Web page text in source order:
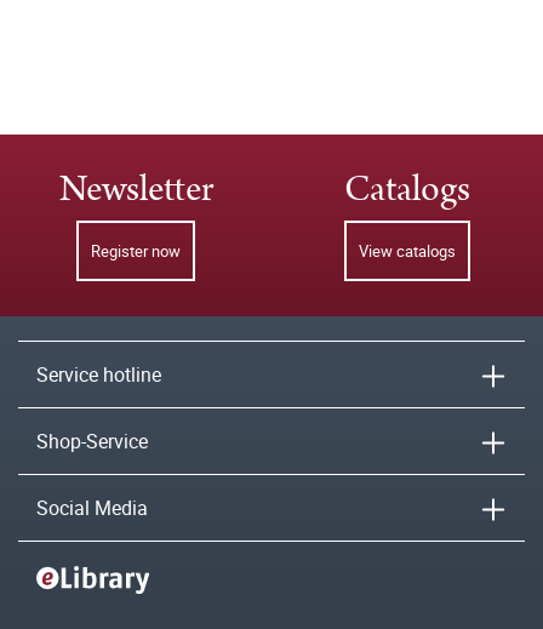
Newsletter
Register now
Catalogs
View catalogs
Service hotline
Shop-Service
Social Media